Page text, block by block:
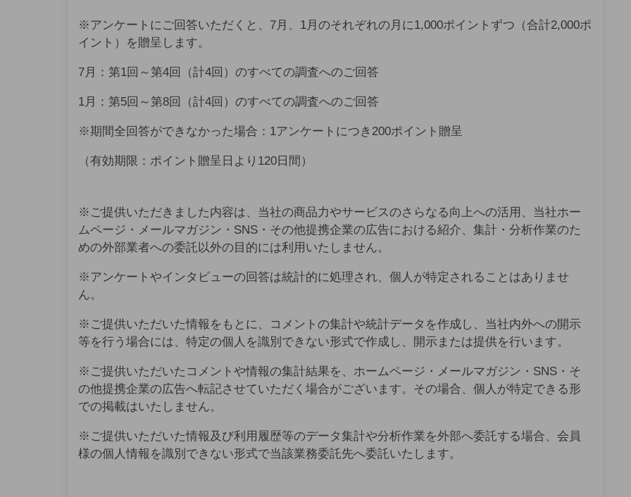
※アンケートにご回答いただくと、7月、1月のそれぞれの月に1,000ポイントずつ（合計2,000ポ
イント）を贈呈します。
7月：第1回～第4回（計4回）のすべての調査へのご回答
1月：第5回～第8回（計4回）のすべての調査へのご回答
※期間全回答ができなかった場合：1アンケートにつき200ポイント贈呈
（有効期限：ポイント贈呈日より120日間）
※ご提供いただきました内容は、当社の商品力やサービスのさらなる向上への活用、当社ホー
ムページ・メールマガジン・SNS・その他提携企業の広告における紹介、集計・分析作業のた
めの外部業者への委託以外の目的には利用いたしません。
※アンケートやインタビューの回答は統計的に処理され、個人が特定されることはありませ
ん。
※ご提供いただいた情報をもとに、コメントの集計や統計データを作成し、当社内外への開示
等を行う場合には、特定の個人を識別できない形式で作成し、開示または提供を行います。
※ご提供いただいたコメントや情報の集計結果を、ホームページ・メールマガジン・SNS・そ
の他提携企業の広告へ転記させていただく場合がございます。その場合、個人が特定できる形
での掲載はいたしません。
※ご提供いただいた情報及び利用履歴等のデータ集計や分析作業を外部へ委託する場合、会員
様の個人情報を識別できない形式で当該業務委託先へ委託いたします。